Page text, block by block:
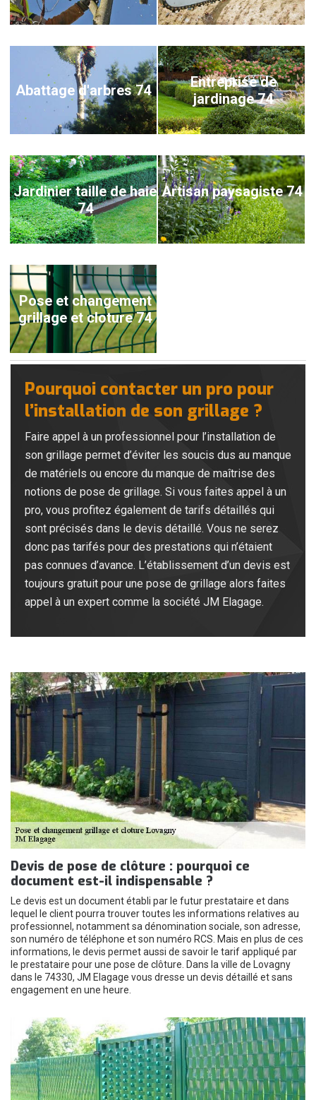
Abattage d'arbres 74
Entreprise de
jardinage 74
Jardinier taille de haie
74
Artisan paysagiste 74
Pose et changement
grillage et cloture 74
Pourquoi contacter un pro pour
l’installation de son grillage ?
Faire appel à un professionnel pour l’installation de
son grillage permet d’éviter les soucis dus au manque
de matériels ou encore du manque de maîtrise des
notions de pose de grillage. Si vous faites appel à un
pro, vous profitez également de tarifs détaillés qui
sont précisés dans le devis détaillé. Vous ne serez
donc pas tarifés pour des prestations qui n’étaient
pas connues d’avance. L’établissement d’un devis est
toujours gratuit pour une pose de grillage alors faites
appel à un expert comme la société JM Elagage.
Devis de pose de clôture : pourquoi ce
document est-il indispensable ?
Le devis est un document établi par le futur prestataire et dans
lequel le client pourra trouver toutes les informations relatives au
professionnel, notamment sa dénomination sociale, son adresse,
son numéro de téléphone et son numéro RCS. Mais en plus de ces
informations, le devis permet aussi de savoir le tarif appliqué par
le prestataire pour une pose de clôture. Dans la ville de Lovagny
dans le 74330, JM Elagage vous dresse un devis détaillé et sans
engagement en une heure.